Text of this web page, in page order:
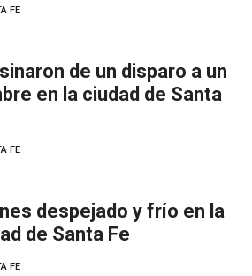
FE
de un disparo a un
en la ciudad de Santa
FE
despejado y frío en la
de Santa Fe
FE